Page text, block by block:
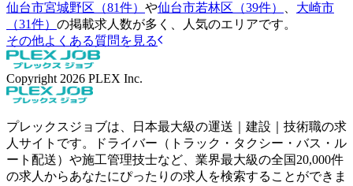
仙台市宮城野区（81件） や仙台市若林区（39件）
大崎市
（31件） の掲載求人数が多く、人気のエリアです。
その他よくある質問を見る
Copyright 2026 PLEX Inc.
プレックスジョブは、日本最大級の運送｜建設｜技術職の求
人サイトです。ドライバー（トラック・タクシー・バス・ル
ート配送）や施工管理技士など、業界最大級の全国20,000件
の求人からあなたにぴったりの求人を検索することができま